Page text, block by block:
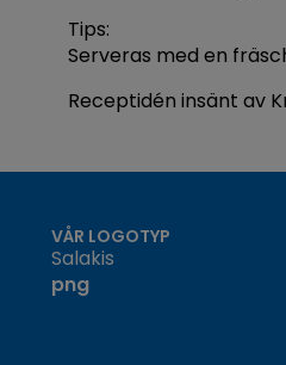
Tips:
Serveras med en
Receptidén insänt av
VÅR LOGOTYP
Salakis
png